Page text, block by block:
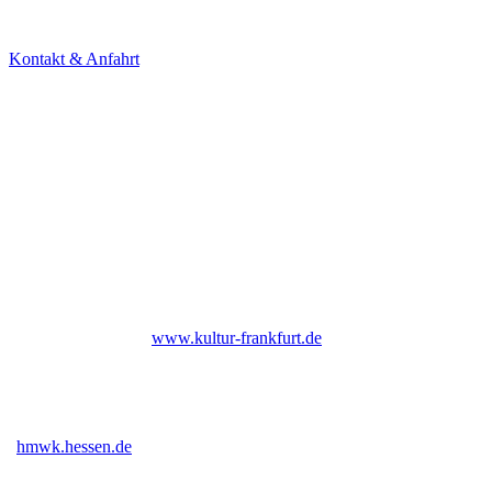
Kontakt & Anfahrt
www.kultur-frankfurt.de
hmwk.hessen.de